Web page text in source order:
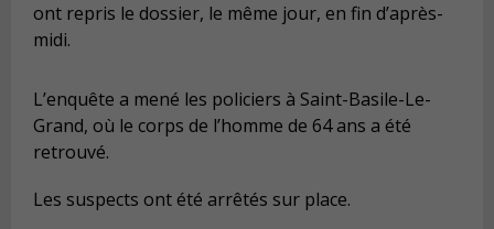
ont repris le dossier, le même jour, en fin d’après-
midi.
L’enquête a mené les policiers à Saint-Basile-Le-
Grand, où le corps de l’homme de 64 ans a été
retrouvé.
Les suspects ont été arrêtés sur place.